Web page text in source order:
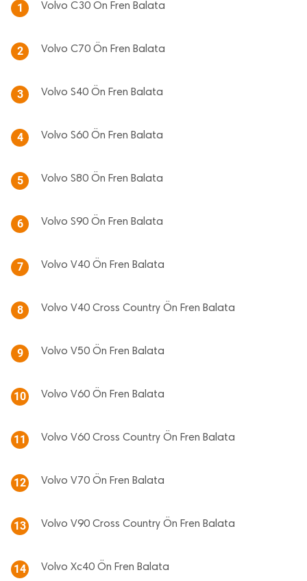
1 Volvo C30 Ön Fren Balata
2 Volvo C70 Ön Fren Balata
3 Volvo S40 Ön Fren Balata
4 Volvo S60 Ön Fren Balata
5 Volvo S80 Ön Fren Balata
6 Volvo S90 Ön Fren Balata
7 Volvo V40 Ön Fren Balata
8 Volvo V40 Cross Country Ön Fren Balata
9 Volvo V50 Ön Fren Balata
10 Volvo V60 Ön Fren Balata
11 Volvo V60 Cross Country Ön Fren Balata
12 Volvo V70 Ön Fren Balata
13 Volvo V90 Cross Country Ön Fren Balata
14 Volvo Xc40 Ön Fren Balata